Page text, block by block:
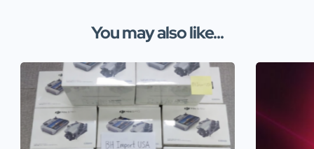
You may also like...